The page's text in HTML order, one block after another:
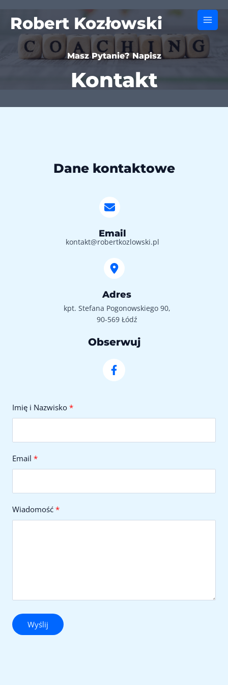
content
Robert Kozłowski
Main
Masz Pytanie? Napisz
Kontakt
Dane kontaktowe
Email
kontakt@robertkozlowski.pl
Adres
kpt. Stefana Pogonowskiego 90,
90-569 Łódź
Obserwuj
Imię i Nazwisko
Email
Wiadomość
Wyślij